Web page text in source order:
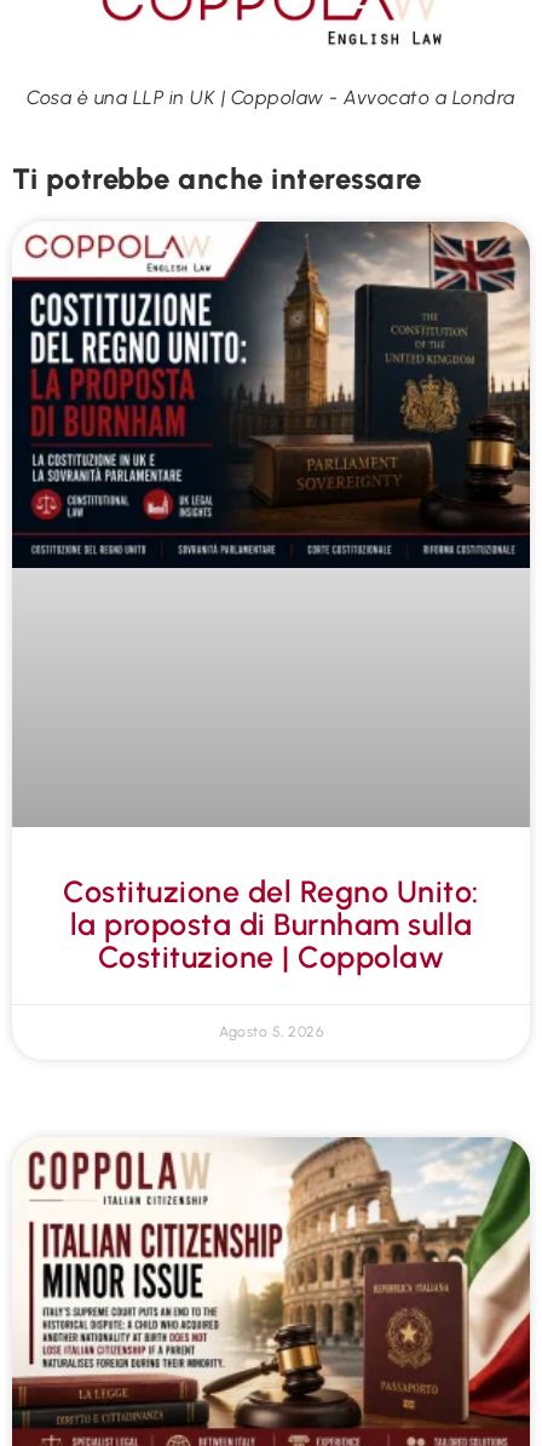
Cosa è una LLP in UK | Coppolaw - Avvocato a Londra
Ti potrebbe anche interessare
Costituzione del Regno Unito:
la proposta di Burnham sulla
Costituzione | Coppolaw
Agosto 5, 2026